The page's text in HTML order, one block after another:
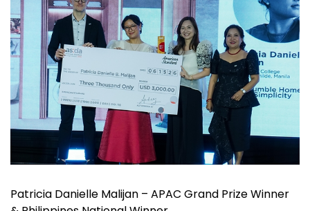
Patricia Danielle Malijan – APAC Grand Prize Winner